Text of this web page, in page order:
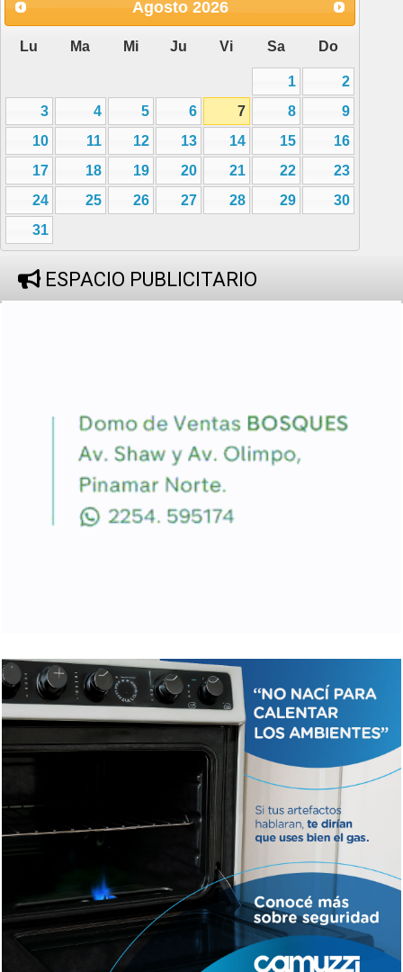
Agosto 2026
Lu Ma Mi Ju Vi Sa Do
1
2
3
4 5 6 7 8
9
10
11 12 13 14 15
16
17
18 19 20 21 22
23
24
25 26 27 28 29
30
31
ESPACIO PUBLICITARIO